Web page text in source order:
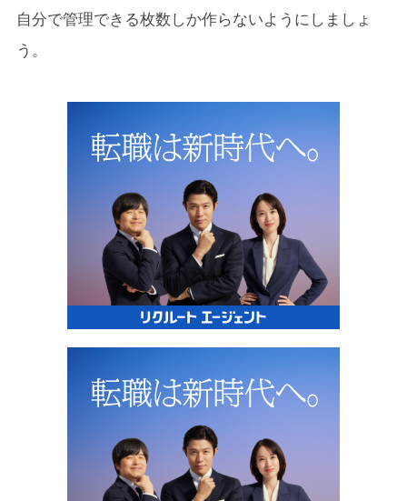
自分で管理できる枚数しか作らないようにしましょ
う。